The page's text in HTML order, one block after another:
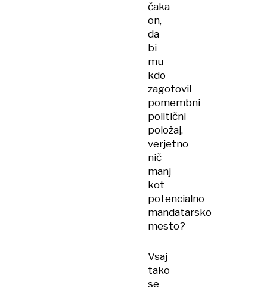
čaka
on,
da
bi
mu
kdo
zagotovil
pomembni
politični
položaj,
verjetno
nič
manj
kot
potencialno
mandatarsko
mesto?
Vsaj
tako
se